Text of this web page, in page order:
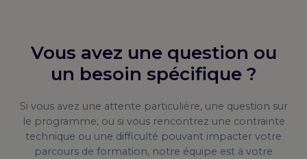
Vous avez une question ou
un besoin spécifique ?
Si vous avez une attente particulière, une question sur
le programme, ou si vous rencontrez une contrainte
technique ou une difficulté pouvant impacter votre
parcours de formation, notre équipe est à votre